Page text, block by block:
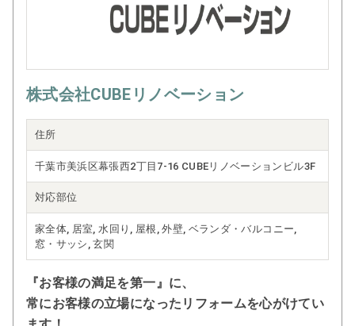
んな方も、まずはお気軽にご相談くだ
さい。
株式会社CUBEリノベーション
住所
千葉市美浜区幕張西2丁目7-16 CUBEリノベーションビル3F
対応部位
家全体, 居室, 水回り, 屋根, 外壁, ベランダ・バルコニー,
窓・サッシ, 玄関
『お客様の満足を第一』に、
常にお客様の立場になったリフォームを心がけてい